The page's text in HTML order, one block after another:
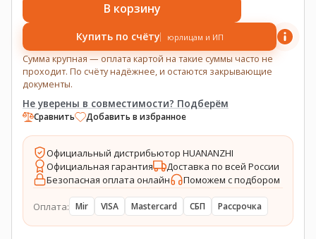
В корзину
Купить по счёту юрлицам и ИП
Сумма крупная — оплата картой на такие суммы часто не
проходит. По счёту надёжнее, и остаются закрывающие
документы.
Не уверены в совместимости? Подберём
Сравнить Добавить в избранное
Официальный дистрибьютор HUANANZHI
Официальная гарантия
Доставка по всей России
Безопасная оплата онлайн
Поможем с подбором
Оплата: Mir VISA Mastercard СБП Рассрочка